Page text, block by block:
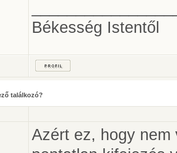
Békesség Istentől
találkozó?
Azért ez, hogy